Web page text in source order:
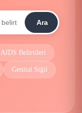
Ara
AIDS Belirtileri
Genital Siğil